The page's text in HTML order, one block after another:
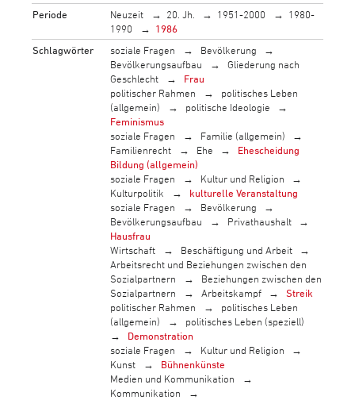
Periode
Neuzeit 20. Jh. 1951-2000
1980-
1990
1986
Schlagwörter
soziale Fragen
Bevölkerung
Bevölkerungsaufbau
Gliederung nach
Geschlecht
Frau
politischer Rahmen
politisches Leben
(allgemein)
politische Ideologie
Feminismus
soziale Fragen
Familie (allgemein)
Familienrecht
Ehe
Ehescheidung
Bildung (allgemein)
soziale Fragen
Kultur und Religion
Kulturpolitik
kulturelle Veranstaltung
soziale Fragen
Bevölkerung
Bevölkerungsaufbau
Privathaushalt
Hausfrau
Wirtschaft
Beschäftigung und Arbeit
Arbeitsrecht und Beziehungen zwischen den
Sozialpartnern
Beziehungen zwischen den
Sozialpartnern
Arbeitskampf
Streik
politischer Rahmen
politisches Leben
(allgemein)
politisches Leben (speziell)
Demonstration
soziale Fragen
Kultur und Religion
Kunst
Bühnenkünste
Medien und Kommunikation
Kommunikation